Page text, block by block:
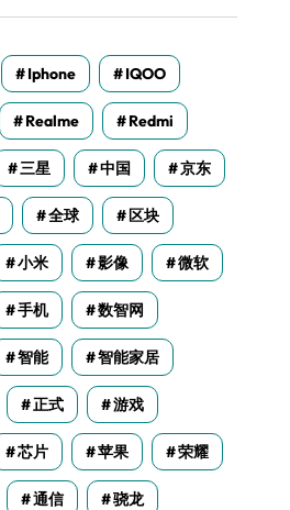
Iphone IQOO
Realme Redmi
三星 中国 京东
全球 区块
小米 影像 微软
手机 数智网
智能 智能家居
正式 游戏
芯片 苹果 荣耀
通信 骁龙